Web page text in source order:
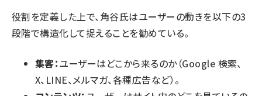
役割を定義した上で、角谷氏はユーザーの動きを以下の3
段階で構造化して捉えることを勧めている。
集客：ユーザーはどこから来るのか（Google 検索、
X、LINE、メルマガ、各種広告など）。